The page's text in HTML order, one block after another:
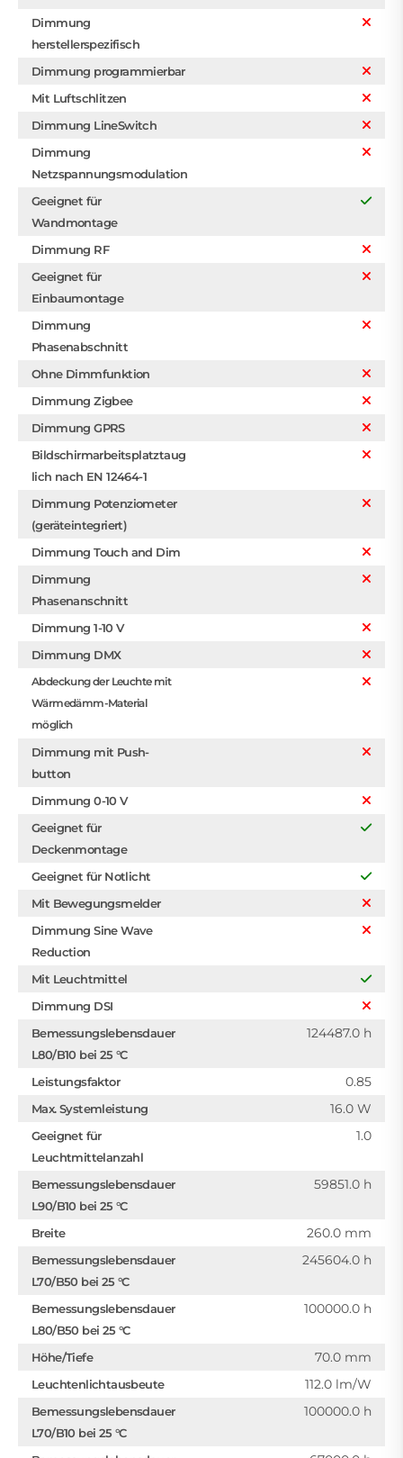
Dimmung
herstellerspezifisch
Dimmung programmierbar
Mit Luftschlitzen
Dimmung LineSwitch
Dimmung
Netzspannungsmodulation
Geeignet für
Wandmontage
Dimmung RF
Geeignet für
Einbaumontage
Dimmung
Phasenabschnitt
Ohne Dimmfunktion
Dimmung Zigbee
Dimmung GPRS
Bildschirmarbeitsplatztaug
lich nach EN 12464-1
Dimmung Potenziometer
(geräteintegriert)
Dimmung Touch and Dim
Dimmung
Phasenanschnitt
Dimmung 1-10 V
Dimmung DMX
Abdeckung der Leuchte mit
Wärmedämm-Material
möglich
Dimmung mit Push-
button
Dimmung 0-10 V
Geeignet für
Deckenmontage
Geeignet für Notlicht
Mit Bewegungsmelder
Dimmung Sine Wave
Reduction
Mit Leuchtmittel
Dimmung DSI
Bemessungslebensdauer
L80/B10 bei 25 °C
124487.0 h
Leistungsfaktor 0.85
Max. Systemleistung 16.0 W
Geeignet für
Leuchtmittelanzahl
1.0
Bemessungslebensdauer
L90/B10 bei 25 °C
59851.0 h
Breite 260.0 mm
Bemessungslebensdauer
L70/B50 bei 25 °C
245604.0 h
Bemessungslebensdauer
L80/B50 bei 25 °C
100000.0 h
Höhe/Tiefe 70.0 mm
Leuchtenlichtausbeute 112.0 lm/W
Bemessungslebensdauer
L70/B10 bei 25 °C
100000.0 h